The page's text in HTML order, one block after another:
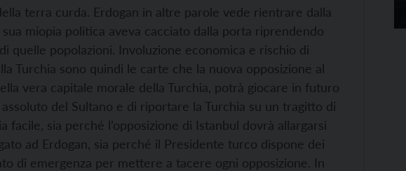
terra curda. Erdogan in altre parole vede rientrare dalla
miopia politica aveva cacciato dalla porta riprendendo
quelle popolazioni. Involuzione economica e rischio di
Turchia sono quindi le carte che la nuova opposizione al
vera capitale morale della Turchia, potrà giocare in futuro
del Sultano e di riportare la Turchia su un tragitto di
facile, sia perché l’opposizione di Istanbul dovrà allargarsi
ad Erdogan, sia perché il Presidente turco dispone dei
di emergenza per mettere a tacere ogni opposizione. In